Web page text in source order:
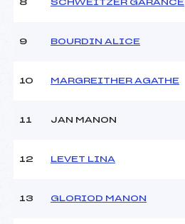
8 SCHWEITZER GARANCE
9 BOURDIN ALICE
10 MARGREITHER AGATHE
11 JAN MANON
12 LEVET LINA
13 GLORIOD MANON